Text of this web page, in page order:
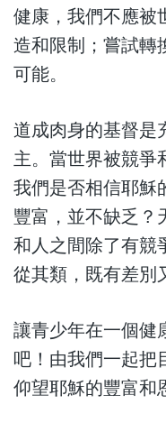
健康，我們不應被
造和限制；嘗試轉
可能。
道成肉身的基督是
主。當世界被競爭
我們是否相信耶穌
豐富，並不缺乏？
和人之間除了有競
從其類，既有差別
讓青少年在一個健
吧！由我們一起把
仰望耶穌的豐富和